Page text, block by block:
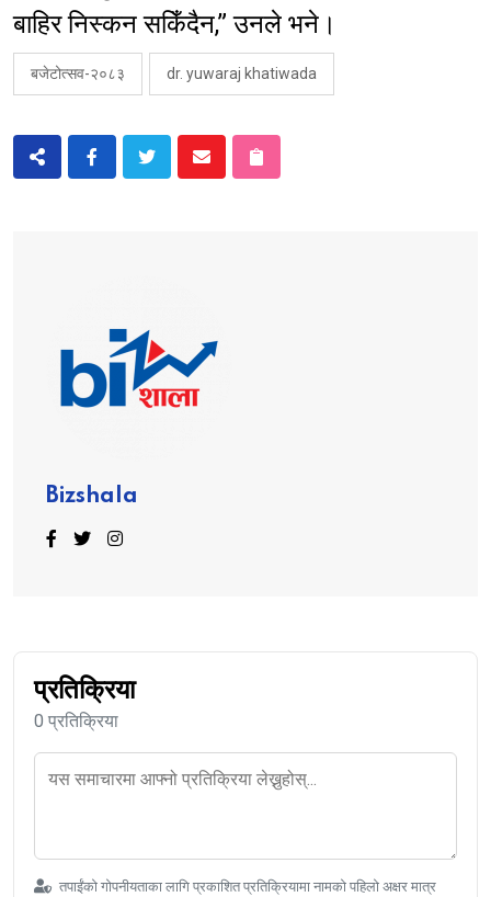
बाहिर निस्कन सकिँदैन,” उनले भने।
बजेटोत्सव-२०८३ dr. yuwaraj khatiwada
Bizshala
प्रतिक्रिया
0 प्रतिक्रिया
तपाईंको गोपनीयताका लागि प्रकाशित प्रतिक्रियामा नामको पहिलो अक्षर मात्र